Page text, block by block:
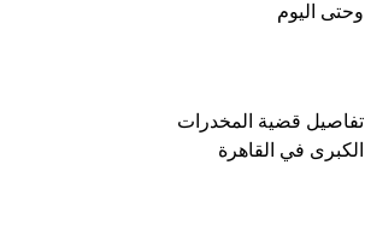
وحتى اليوم
تفاصيل قضية المخدرات
الكبرى في القاهرة